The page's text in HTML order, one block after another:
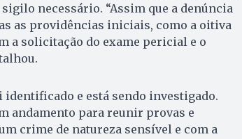
necessário. “Assim que a denúncia
as providências iniciais, como a oitiva
a solicitação do exame pericial e o
e está sendo investigado.
andamento para reunir provas e
crime de natureza sensível e com a